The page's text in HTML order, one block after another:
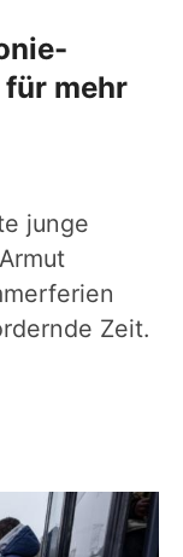
mehr
junge
Zeit.